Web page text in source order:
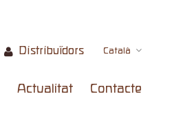
Distribuïdors Català
Actualitat Contacte